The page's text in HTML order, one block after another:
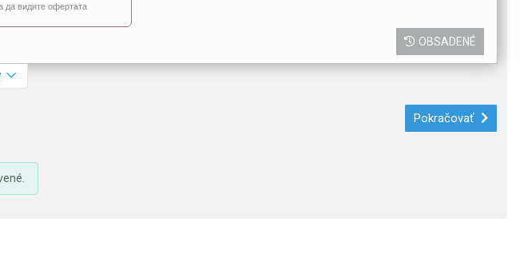
да видите офертата
OBSADENÉ
Pokračovať